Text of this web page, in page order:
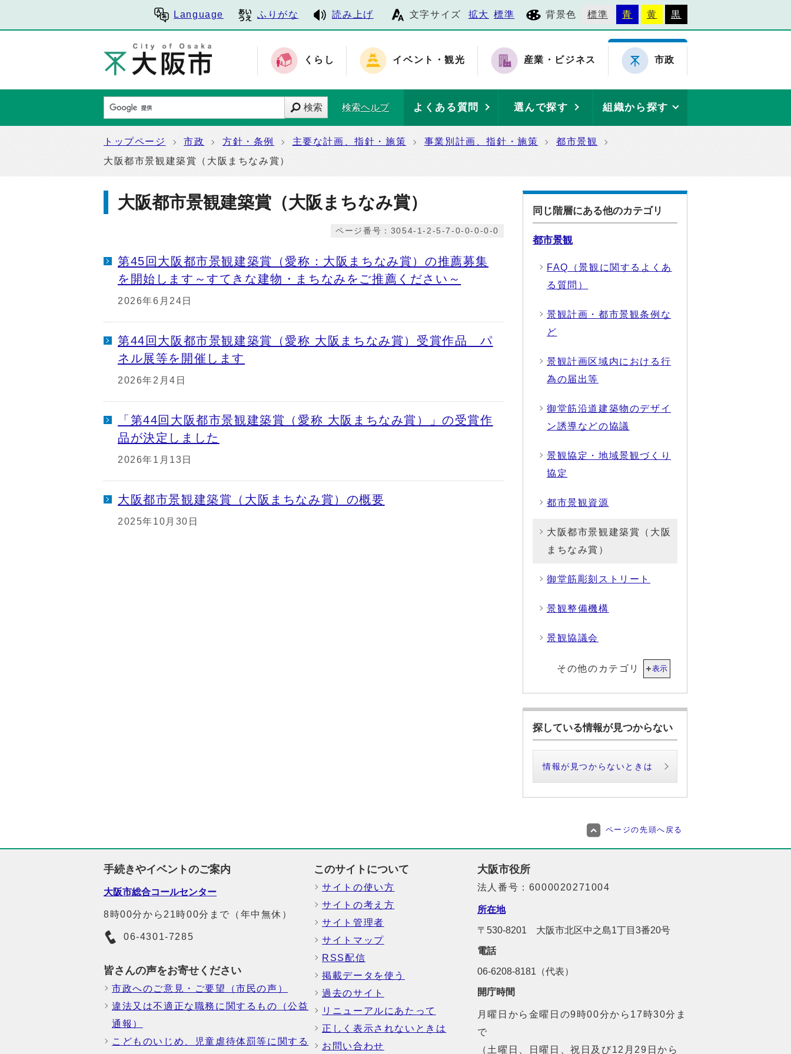
Language ふりがな 読み上げ 文字サイズ 拡大 標準 背景色 標準 青 黄 黒
くらし イベント・観光 産業・ビジネス 市政
検索 検索ヘルプ よくある質問 選んで探す 組織から探す
トップページ 市政 方針・条例 主要な計画、指針・施策 事業別計画、指針・施策
都市景観
大阪都市景観建築賞（大阪まちなみ賞）
大阪都市景観建築賞（大阪まちなみ賞）
ページ番号：3054-1-2-5-7-0-0-0-0-0
第45回大阪都市景観建築賞（愛称：大阪まちなみ賞）の推薦募集
を開始します～すてきな建物・まちなみをご推薦ください～
2026年6月24日
第44回大阪都市景観建築賞（愛称 大阪まちなみ賞）受賞作品 パ
ネル展等を開催します
2026年2月4日
「第44回大阪都市景観建築賞（愛称 大阪まちなみ賞）」の受賞作
品が決定しました
2026年1月13日
大阪都市景観建築賞（大阪まちなみ賞）の概要
2025年10月30日
同じ階層にある他のカテゴリ
都市景観
FAQ（景観に関するよくあ
る質問）
景観計画・都市景観条例な
ど
景観計画区域内における行
為の届出等
御堂筋沿道建築物のデザイ
ン誘導などの協議
景観協定・地域景観づくり
協定
都市景観資源
大阪都市景観建築賞（大阪
まちなみ賞）
御堂筋彫刻ストリート
景観整備機構
景観協議会
その他のカテゴリ 表示
探している情報が見つからない
情報が見つからないときは
ページの先頭へ戻る
手続きやイベントのご案内
大阪市総合コールセンター
8時00分から21時00分まで（年中無休）
06-4301-7285
皆さんの声をお寄せください
市政へのご意見・ご要望（市民の声）
違法又は不適正な職務に関するもの（公益
通報）
こどものいじめ、児童虐待体罰等に関する
このサイトについて
サイトの使い方
サイトの考え方
サイト管理者
サイトマップ
RSS配信
掲載データを使う
過去のサイト
リニューアルにあたって
正しく表示されないときは
お問い合わせ
大阪市役所
法人番号：6000020271004
所在地
〒530-8201 大阪市北区中之島1丁目3番20号
電話
06-6208-8181（代表）
開庁時間
月曜日から金曜日の9時00分から17時30分ま
で
（土曜日、日曜日、祝日及び12月29日から